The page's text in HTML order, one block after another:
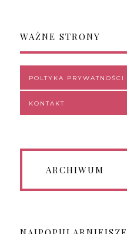
WAŻNE STRONY
POLTYKA PRYWATNOŚCI
KONTAKT
ARCHIWUM